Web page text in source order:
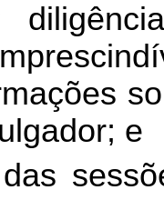
e